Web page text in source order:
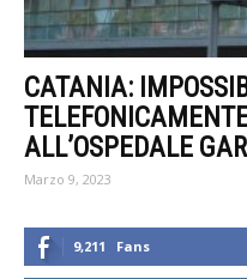
CATANIA:
ALL’OSPEDALE
Marzo 9, 2023
9,211 Fans